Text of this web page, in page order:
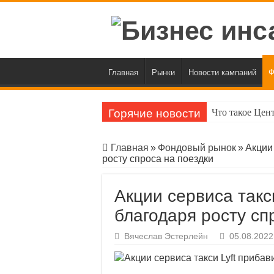
Главная Рынки Новости кампаний
Горячие новости
Что такое
Индекс
BofA предрек
ЦБ
Индекс ОФЗ
Индекс
Главная » Фондовый рынок»Акции
росту спроса на поездки
Акции сервиса
благодаря росту
Вячеслав Эстерлейн 05.08.2022